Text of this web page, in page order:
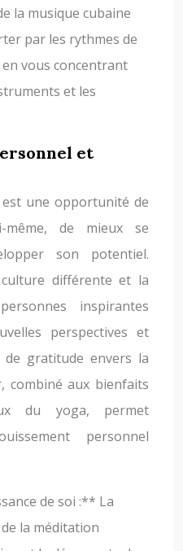
la musique cubaine
par les rythmes de
vous concentrant
et les
et
une opportunité de
de mieux se
son potentiel.
culture différente et la
inspirantes
perspectives et
gratitude envers la
combiné aux bienfaits
du yoga, permet
personnel
de soi :** La
la méditation